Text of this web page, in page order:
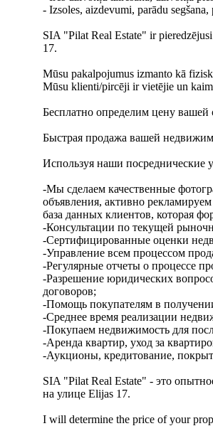
- Izsoles, aizdevumi, parādu segšana,
SIA "Pilat Real Estate" ir
17.
Mūsu pakalpojumus izmanto kā
Mūsu klienti/pircēji ir vietējie un
Бесплатно определим цену вашей
Быстрая продажа вашей
Используя наши посреднические
-Мы сделаем качественные
объявления, активно
база данных клиентов, которая
-Консультации по текущей
-Сертифицированные оценки
-Управление всем процессом
-Регулярные отчеты о процессе
-Разрешение юридических
договоров;
-Помощь покупателям в
-Среднее время реализации
-Покупаем недвижимость для
-Аренда квартир, уход за
-Аукционы, кредитование,
SIA "Pilat Real Estate" - это
на улице Elijas 17.
I will determine the price of your